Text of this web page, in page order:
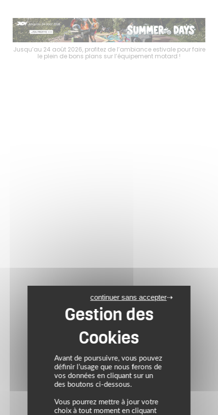
Jusqu’au 24 août 2026, profitez de l’ambiance estivale pour faire
le plein de bons plans sur l’équipement motard !
Avant de poursuivre, vous pouvez
définir l’usage que nous ferons de
vos données en cliquant sur un
des boutons ci-dessous.
Vous pourrez mettre à jour votre
choix à tout moment en cliquant
continuer sans accepter